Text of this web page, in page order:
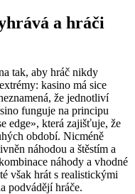
a hráči
tak, aby hráč nikdy
kasino má sice
že jednotliví
funguje na principu
edge», která zajišťuje, že
období. Nicméně
náhodou a štěstím a
náhody a vhodné
však hrát s realistickými
podvádějí hráče.